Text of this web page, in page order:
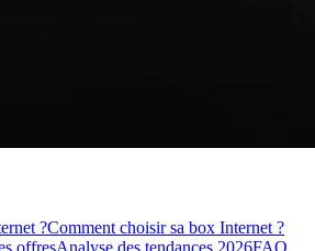
?Comment choisir sa box Internet ?